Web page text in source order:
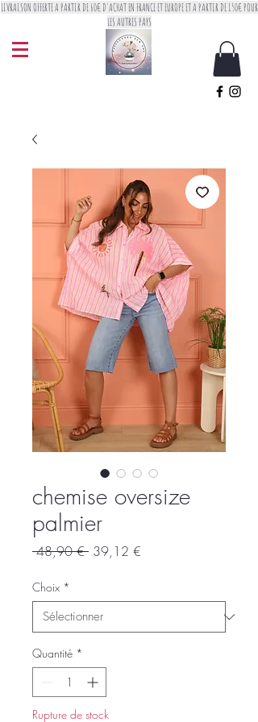
LIVRAISON OFFERTE A PARTIR DE 60€ D'ACHAT EN FRANCE ET EUROPE ET A PARTIR DE 150€ POUR
LES AUTRES PAYS
chemise oversize
palmier
48,90 € Prix
39,12 €
Choix *
Quantité *
Rupture de stock